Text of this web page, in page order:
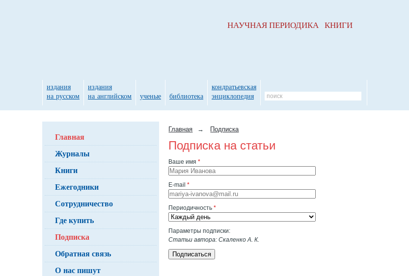
Главная → Подписка
Подписка на статьи
Ваше имя*
E-mail*
Периодичность*
Параметры подписки:
Статьи автора: Скаленко А. К.
Подписаться
Главная
Журналы
Книги
Ежегодники
Сотрудничество
Где купить
Подписка
Обратная связь
О нас пишут
НАУЧНАЯ ПЕРИОДИКА КНИГИ
издания
на русском
издания
на английском
ученые библиотека
кондратьевская
энциклопедия